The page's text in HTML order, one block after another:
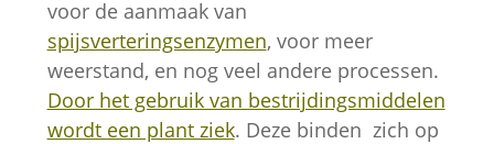
voor de aanmaak van
spijsverteringsenzymen, voor meer
weerstand, en nog veel andere processen.
Door het gebruik van bestrijdingsmiddelen
wordt een plant ziek. Deze binden zich op
je de kans om
gepersonaliseerde
content en
aanbiedingen te
zien.